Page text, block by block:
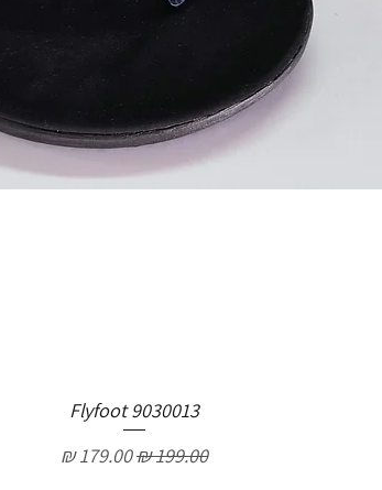
Flyfoot 9030013
מחיר רגילמחיר מבצע